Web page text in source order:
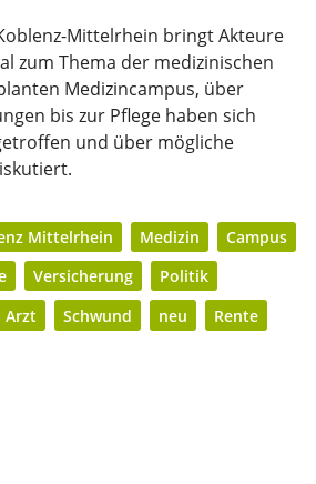
Mittelrhein bringt Akteure
zum Thema der medizinischen
Medizincampus, über
bis zur Pflege haben sich
und über mögliche
Mittelrhein Medizin
Campus
Versicherung
Politik
Arzt Schwund neu
Rente